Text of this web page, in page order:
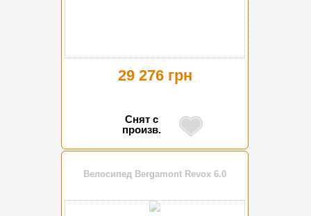
29 276 грн
Снят с
произв.
Велосипед Bergamont Revox 6.0